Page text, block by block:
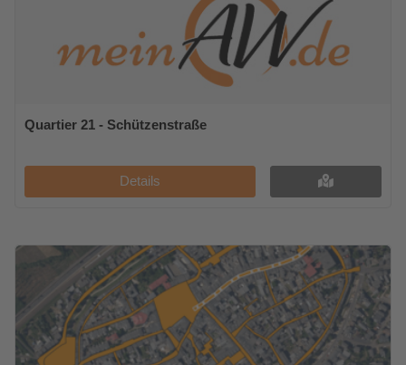
Quartier 21 - Schützenstraße
Details